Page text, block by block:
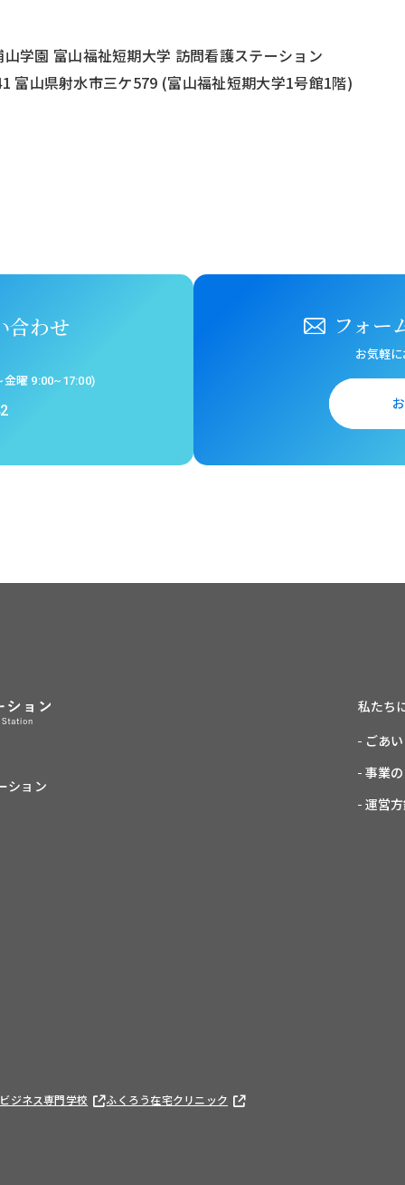
学園 富山福祉短期大学 訪問看護ステーション
富山県射水市三ケ579 (富山福祉短期大学1号館1階)
合わせ
金曜 9:00~17:00)
フォー
お気軽
ション
私たち
ごあ
事業
運営
ジネス専門学校 ふくろう在宅クリニック